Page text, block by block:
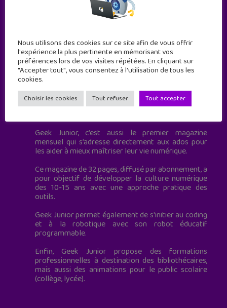
Geek Junior est le premier site de culture numérique
Geek Junior, c’est aussi le premier magazine
mensuel qui s’adresse directement aux ados pour
les aider à mieux maîtriser leur vie numérique.
Ce magazine de 32 pages, diffusé par abonnement, a
pour objectif de développer la culture numérique
des 10-15 ans avec une approche pratique des
outils.
Geek Junior permet également de s'initier au coding
et à la robotique avec son robot éducatif
programmable.
Enfin, Geek Junior propose des formations
professionnelles à destination des bibliothécaires,
mais aussi des animations pour le public scolaire
(collège, lycée).
Nous utilisons des cookies sur ce site afin de vous offrir
l'expérience la plus pertinente en mémorisant vos
préférences lors de vos visites répétées. En cliquant sur
"Accepter tout", vous consentez à l'utilisation de tous les
cookies.
Choisir les cookies Tout refuser Tout accepter